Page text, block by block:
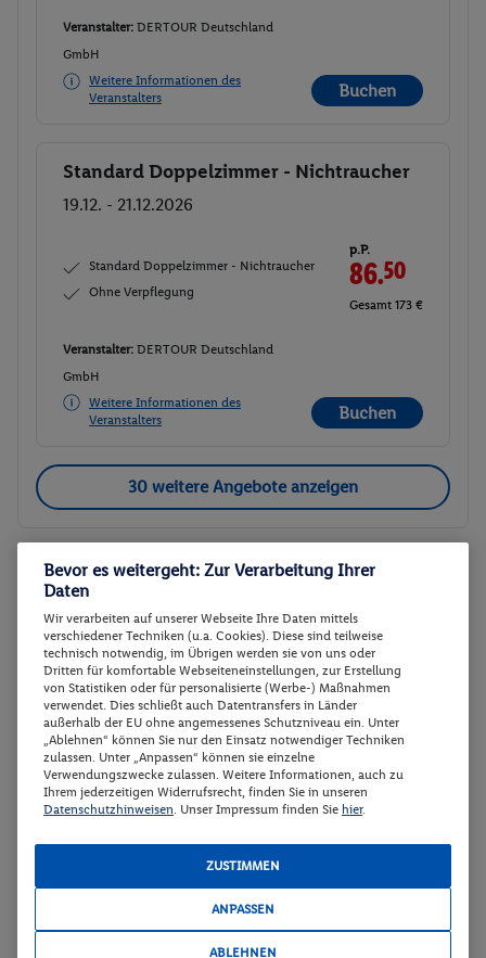
Veranstalter: DERTOUR Deutschland
GmbH
Weitere Informationen des
Veranstalters
Buchen
Buchen
Standard Doppelzimmer - Nichtraucher
19.12. - 21.12.2026
Standard Doppelzimmer - Nichtraucher
Ohne Verpflegung
p.P.
86.50
Gesamt 173 €
Veranstalter: DERTOUR Deutschland
GmbH
Weitere Informationen des
Veranstalters
Buchen
30 weitere Angebote anzeigen
Classic Doppelzimmer
Zimmerdetails
Buchen
Classic Doppelzimmer
27.12. - 29.12.2026
Classic Doppelzimmer
Ohne Verpflegung
p.P.
108.
Gesamt 217 €
Veranstalter:DERTOUR Deutschland
Bevor es weitergeht: Zur Verarbeitung Ihrer
Daten
Wir verarbeiten auf unserer Webseite Ihre Daten mittels
verschiedener Techniken (u.a. Cookies). Diese sind teilweise
technisch notwendig, im Übrigen werden sie von uns oder
Dritten für komfortable Webseiteneinstellungen, zur Erstellung
von Statistiken oder für personalisierte (Werbe-) Maßnahmen
verwendet. Dies schließt auch Datentransfers in Länder
außerhalb der EU ohne angemessenes Schutzniveau ein. Unter
„Ablehnen“ können Sie nur den Einsatz notwendiger Techniken
zulassen. Unter „Anpassen“ können sie einzelne
Verwendungszwecke zulassen. Weitere Informationen, auch zu
Ihrem jederzeitigen Widerrufsrecht, finden Sie in unseren
Datenschutzhinweisen. Unser Impressum finden Sie hier.
ZUSTIMMEN
ANPASSEN
ABLEHNEN